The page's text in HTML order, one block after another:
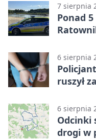
7 sierpnia
Ponad
6 sierpnia
ruszył
6 sierpnia
Odcinki
drogi w